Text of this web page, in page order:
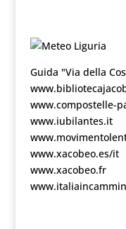
Guida "Via della
www.compostelle-
www.iubilantes.it
www.xacobeo.es/it
www.xacobeo.fr